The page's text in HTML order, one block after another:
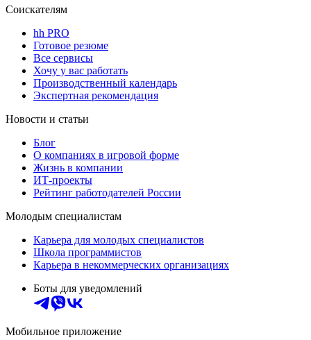
Соискателям
hh PRO
Готовое резюме
Все сервисы
Хочу у вас работать
Производственный календарь
Экспертная рекомендация
Новости и статьи
Блог
О компаниях в игровой форме
Жизнь в компании
ИТ-проекты
Рейтинг работодателей России
Молодым специалистам
Карьера для молодых специалистов
Школа программистов
Карьера в некоммерческих организациях
Боты для уведомлений
Мобильное приложение